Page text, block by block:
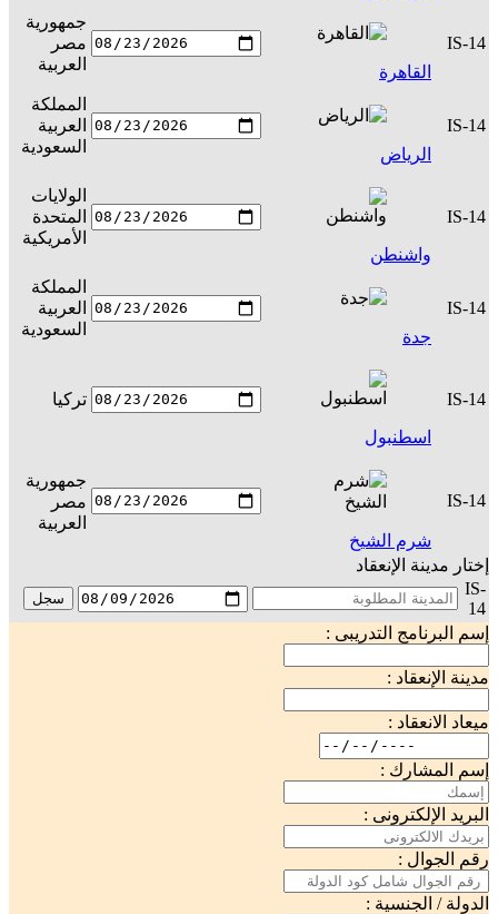
IS-14
القاهرة
جمهورية
مصر
العربية
IS-14
الرياض
المملكة
العربية
السعودية
IS-14
واشنطن
الولايات
المتحدة
الأمريكية
IS-14
جدة
المملكة
العربية
السعودية
IS-14
اسطنبول
تركيا
IS-14
شرم الشيخ
جمهورية
مصر
العربية
إختار مدينة الإنعقاد
IS-
14
سجل
إسم البرنامج التدريبى :
مدينة الإنعقاد :
ميعاد الانعقاد :
إسم المشارك :
البريد الإلكترونى :
رقم الجوال :
الدولة / الجنسية :